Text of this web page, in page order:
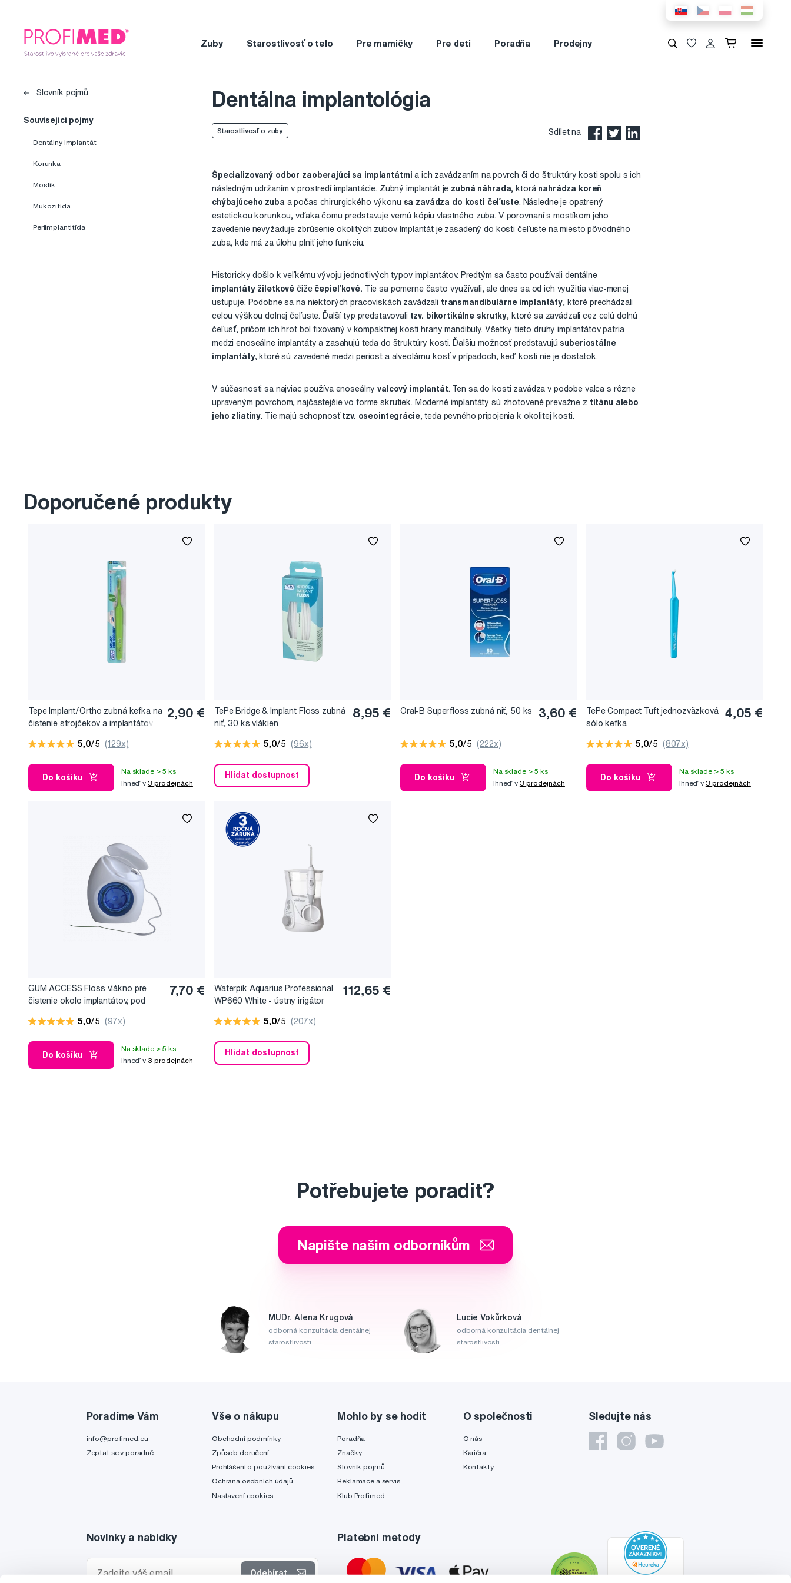
Zuby Starostlivosť o telo Pre mamičky Pre deti Poradňa Prodejny
Slovník pojmů
Související pojmy
Dentálny implantát
Korunka
Mostík
Mukozitída
Periimplantitída
Dentálna implantológia
Starostlivosť o zuby Sdílet na
Špecializovaný odbor zaoberajúci sa implantátmi a ich zavádzaním na povrch či do štruktúry kosti spolu s ich
následným udržaním v prostredí implantácie. Zubný implantát je zubná náhrada , ktorá nahrádza koreň
chýbajúceho zuba a počas chirurgického výkonu sa zavádza do kosti čeľuste. Následne je opatrený
estetickou korunkou, vďaka čomu predstavuje vernú kópiu vlastného zuba. V porovnaní s mostíkom jeho
zavedenie nevyžaduje zbrúsenie okolitých zubov. Implantát je zasadený do kosti čeľuste na miesto pôvodného
zuba, kde má za úlohu plniť jeho funkciu.
Historicky došlo k veľkému vývoju jednotlivých typov implantátov. Predtým sa často používali dentálne
implantáty žiletkové čiže čepieľkové.
Tie sa pomerne často využívali, ale dnes sa od ich využitia viac-menej
ustupuje. Podobne sa na niektorých pracoviskách zavádzali transmandibulárne implantáty, ktoré prechádzali
celou výškou dolnej čeľuste. Ďalší typ predstavovali tzv. bikortikálne skrutky , ktoré sa zavádzali cez celú dolnú
čeľusť, pričom ich hrot bol fixovaný v kompaktnej kosti hrany mandibuly. Všetky tieto druhy implantátov patria
medzi enoseálne implantáty a zasahujú teda do štruktúry kosti. Ďalšiu možnosť predstavujú suberiostálne
implantáty, ktoré sú zavedené medzi periost a alveolárnu kosť v prípadoch, keď kosti nie je dostatok.
V súčasnosti sa najviac používa enoseálnyvalcový implantát . Ten sa do kosti zavádza v podobe valca s rôzne
upraveným povrchom, najčastejšie vo forme skrutiek. Moderné implantáty sú zhotovené prevažne z titánu alebo
jeho zliatiny . Tie majú schopnosť tzv. oseointegrácie, teda pevného pripojenia k okolitej kosti.
Doporučené produkty
Tepe Implant/Ortho zubná kefka na
čistenie strojčekov a implantátov
2,90 €
5,0/5 (129x)
Do košíku
Na sklade > 5 ks
Ihneď v 3 prodejnách
TePe Bridge & Implant Floss zubná
niť, 30 ks vlákien
8,95 €
5,0/5 (96x)
Hlídat dostupnost
Oral-B Superfloss zubná niť, 50 ks 3,60 €
5,0/5 (222x)
Do košíku
Na sklade > 5 ks
Ihneď v 3 prodejnách
TePe Compact Tuft jednozväzková
sólo kefka
4,05 €
5,0/5 (807x)
Do košíku
Na sklade > 5 ks
Ihneď v 3 prodejnách
GUM ACCESS Floss vlákno pre
čistenie okolo implantátov, pod
7,70 €
5,0/5 (97x)
Do košíku
Na sklade > 5 ks
Ihneď v 3 prodejnách
Waterpik Aquarius Professional
WP660 White - ústny irigátor
112,65 €
5,0/5 (207x)
Hlídat dostupnost
Potřebujete poradit?
Napište našim odborníkům
MUDr. Alena Krugová
odborná konzultácia dentálnej
starostlivosti
Lucie Vokůrková
odborná konzultácia dentálnej
starostlivosti
Sledujte nás
Poradíme Vám
info@profimed.eu
Zeptat se v poradně
Vše o nákupu
Obchodní podmínky
Způsob doručení
Prohlášení o používání cookies
Ochrana osobních údajů
Nastavení cookies
Mohlo by se hodit
Poradňa
Značky
Slovník pojmů
Reklamace a servis
Klub Profimed
O společnosti
O nás
Kariéra
Kontakty
Novinky a nabídky
Odebírat
Platební metody